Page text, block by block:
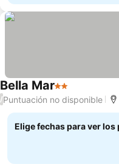
Bella Mar2 EstrellasVer precios
/Puntuación no disponible
Elige fechas para ver